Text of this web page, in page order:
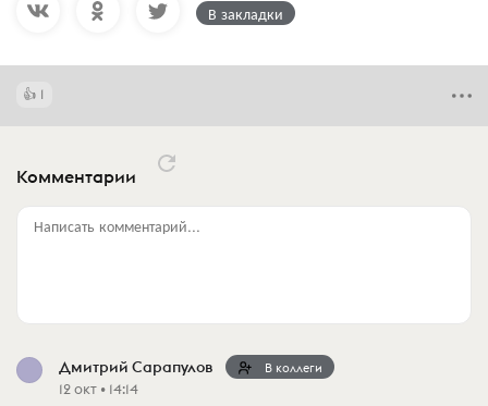
В закладки
1
Комментарии
Написать комментарий...
Дмитрий Сарапулов В коллеги
12 окт • 14:14